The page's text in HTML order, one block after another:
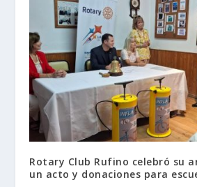
Rotary Club Rufino celebró su
un acto y donaciones para